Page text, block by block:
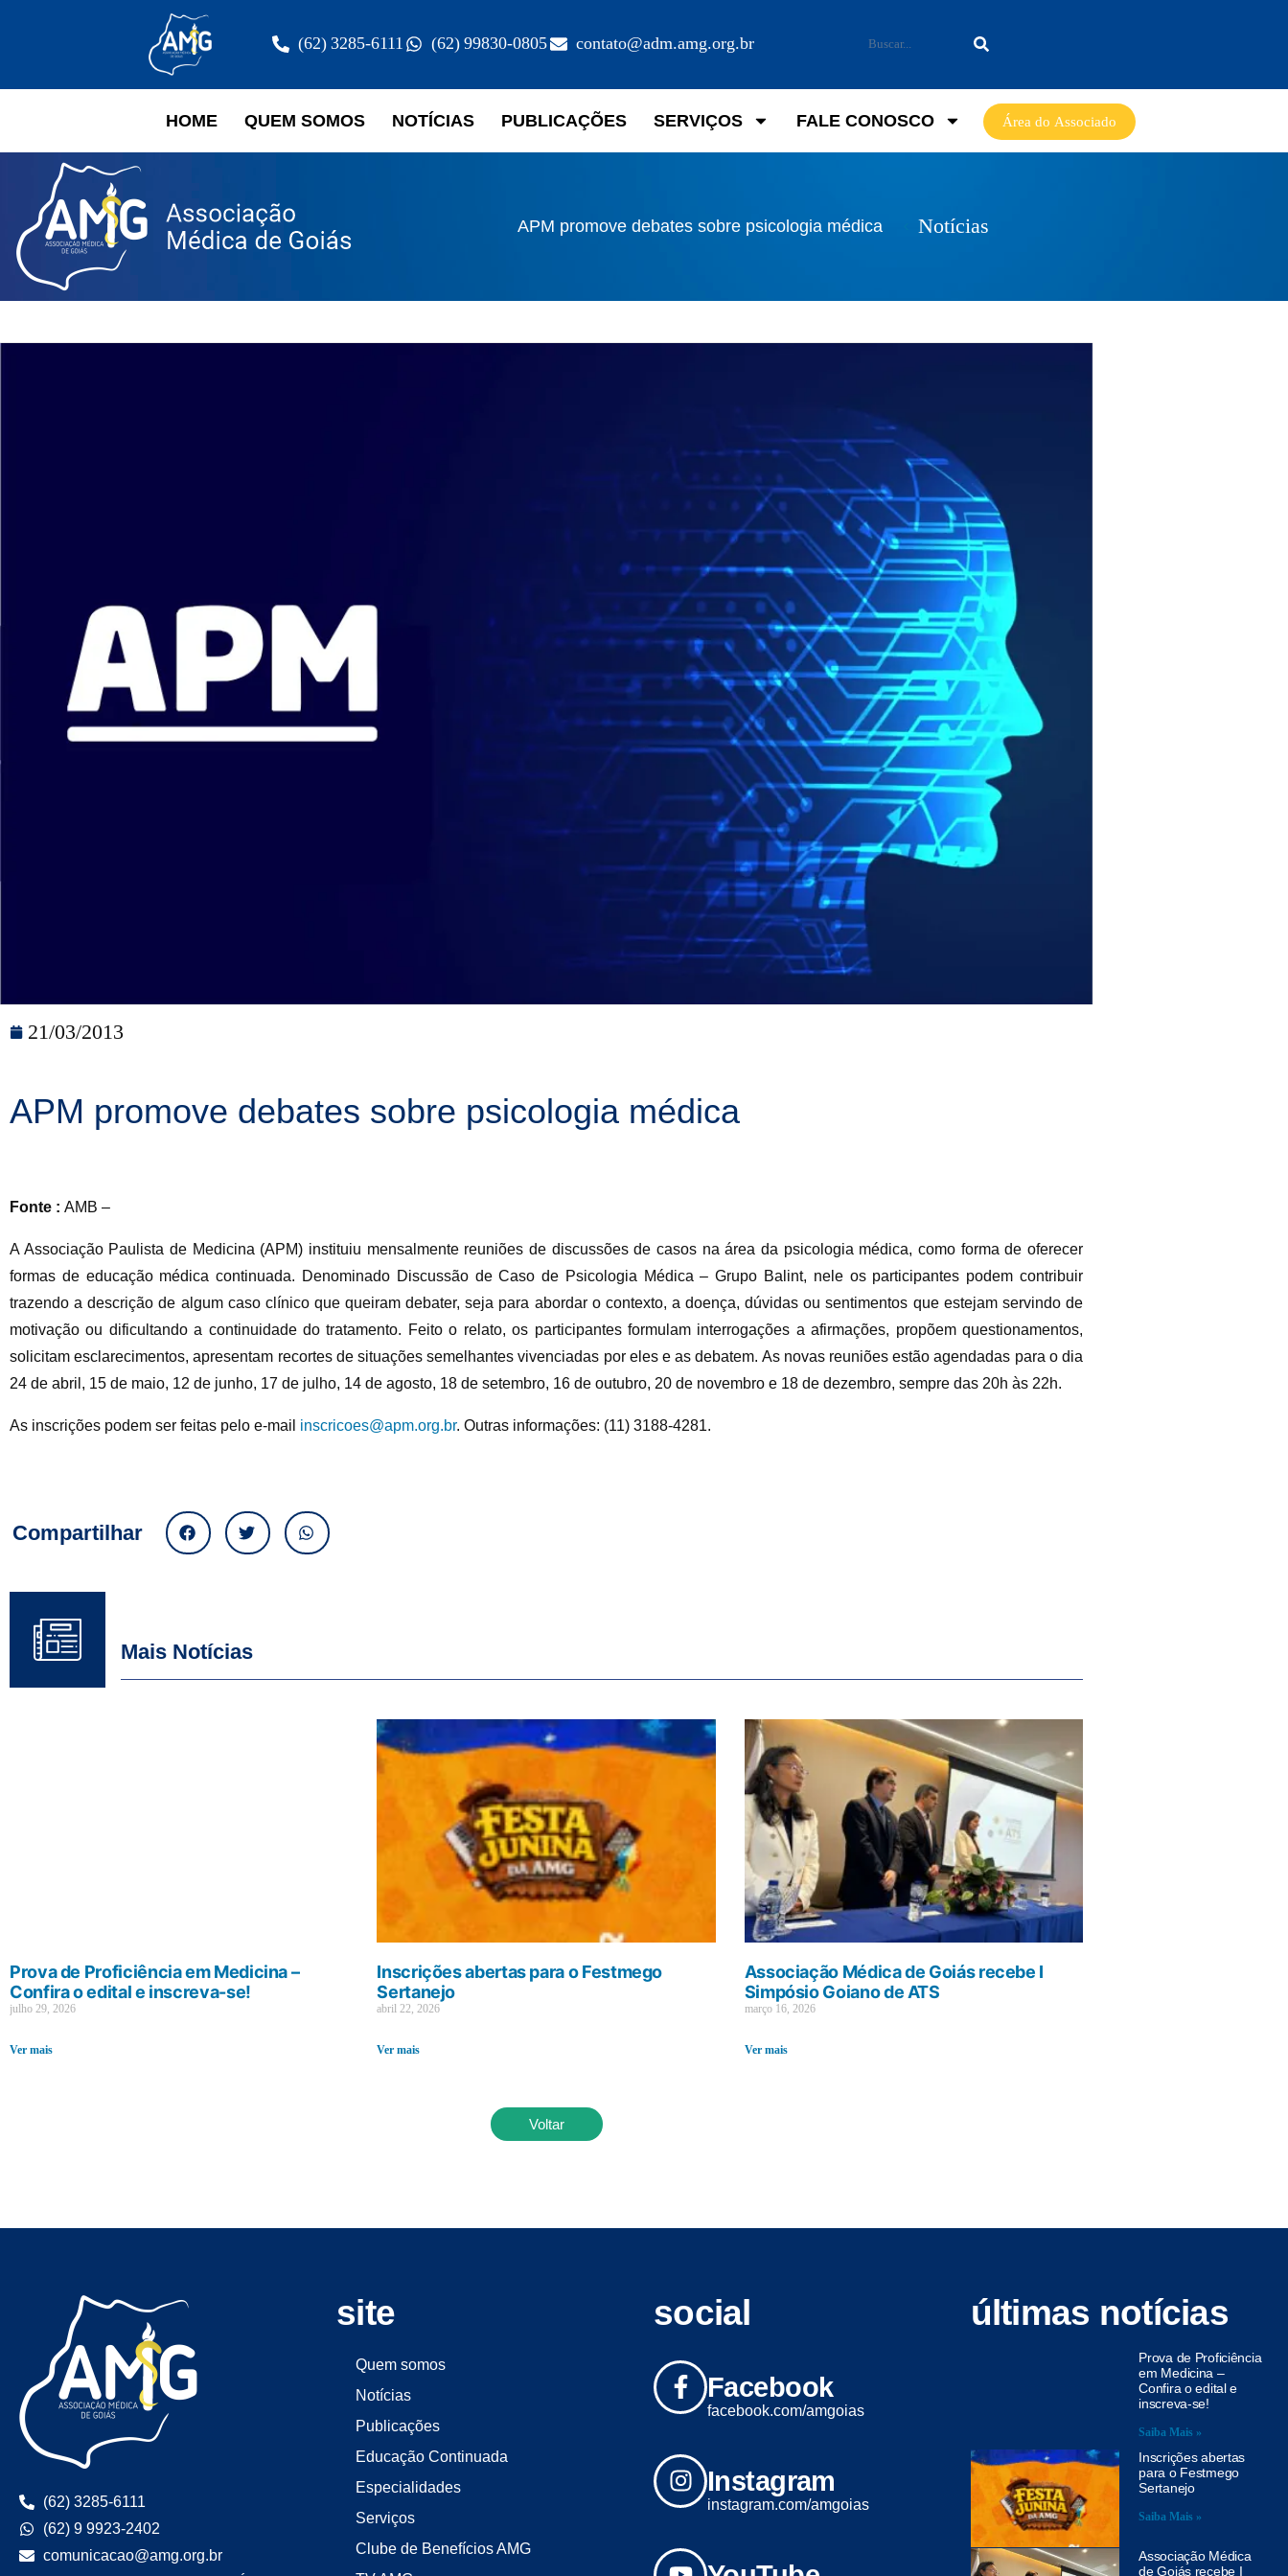
(62) 3285-6111 (62) 99830-0805 contato@adm.amg.org.br
HOME QUEM SOMOS NOTÍCIAS PUBLICAÇÕES SERVIÇOS FALE CONOSCO Área do Associado
APM promove debates sobre psicologia médica Notícias
21/03/2013
APM promove debates sobre psicologia médica
Fonte : AMB –
A Associação Paulista de Medicina (APM) instituiu mensalmente reuniões de discussões de casos na área da psicologia médica, como forma de oferecer
formas de educação médica continuada. Denominado Discussão de Caso de Psicologia Médica – Grupo Balint, nele os participantes podem contribuir
trazendo a descrição de algum caso clínico que queiram debater, seja para abordar o contexto, a doença, dúvidas ou sentimentos que estejam servindo de
motivação ou dificultando a continuidade do tratamento. Feito o relato, os participantes formulam interrogações a afirmações, propõem questionamentos,
solicitam esclarecimentos, apresentam recortes de situações semelhantes vivenciadas por eles e as debatem. As novas reuniões estão agendadas para o dia
24 de abril, 15 de maio, 12 de junho, 17 de julho, 14 de agosto, 18 de setembro, 16 de outubro, 20 de novembro e 18 de dezembro, sempre das 20h às 22h.
As inscrições podem ser feitas pelo e-mail inscricoes@apm.org.br. Outras informações: (11) 3188-4281.
Compartilhar
Mais Notícias
Prova de Proficiência em Medicina –
Confira o edital e inscreva-se!
julho 29, 2026
Ver mais
Inscrições abertas para o Festmego
Sertanejo
abril 22, 2026
Ver mais
Associação Médica de Goiás recebe I
Simpósio Goiano de ATS
março 16, 2026
Ver mais
Voltar
(62) 3285-6111
(62) 9 9923-2402
comunicacao@amg.org.br
site
Quem somos
Notícias
Publicações
Educação Continuada
Especialidades
Serviços
Clube de Benefícios AMG
social
Facebook
facebook.com/amgoias
Instagram
instagram.com/amgoias
últimas notícias
Prova de Proficiência
em Medicina –
Confira o edital e
inscreva-se!
Saiba Mais »
Inscrições abertas
para o Festmego
Sertanejo
Saiba Mais »
Associação Médica
de Goiás recebe I